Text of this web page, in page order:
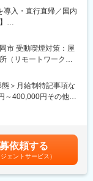
りました。
精度の価値あるデー
環境です。実際に、
方も先輩が丁寧にサ
営業いたします。
から豊富な機能を備
導入・直行直帰／国内
します。SPECT検
断・早期発見を可能
市 受動喫煙対策：屋
（リモートワーク含
＞月給制特記事項な
～400,000円その他固
業した場合は、別途
あり、選考を通じて
定手当を含めた表記で
依頼する
ジェントサービス）